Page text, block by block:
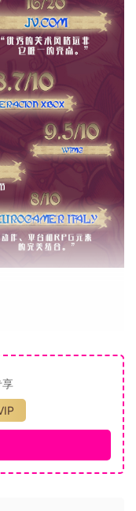
生灵之间的广袤幻想
砺你作为、或的技
后续会以Patch形式
物；扎尔加，拥有着
享